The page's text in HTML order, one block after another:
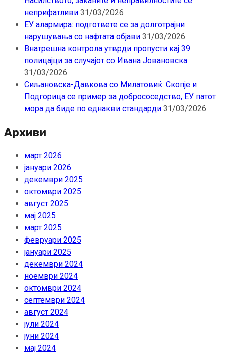
неприфатливи 31/03/2026
ЕУ алармира: подгответе се за долготрајни
нарушувања со нафтата објави 31/03/2026
Внатрешна контрола утврди пропусти кај 39
полицајци за случајот со Ивана Јовановска
31/03/2026
Сиљановска-Давкова со Милатовиќ: Скопје и
Подгорица се пример за добрососедство, ЕУ патот
мора да биде по еднакви стандарди 31/03/2026
Архиви
март 2026
јануари 2026
декември 2025
октомври 2025
август 2025
мај 2025
март 2025
февруари 2025
јануари 2025
декември 2024
ноември 2024
октомври 2024
септември 2024
август 2024
јули 2024
јуни 2024
мај 2024